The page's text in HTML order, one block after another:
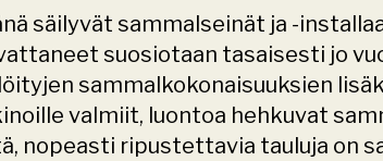
säilyvät sammalseinät ja -
suosiotaan tasaisesti jo
sammalkokonaisuuksien
valmiit, luontoa hehkuvat
nopeasti ripustettavia tauluja on